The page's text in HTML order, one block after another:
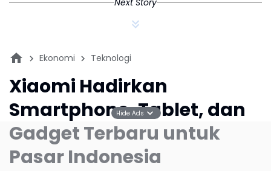
Next Story
Ekonomi Teknologi
Xiaomi Hadirkan
Smartphone, Tablet, dan
Gadget Terbaru untuk
Pasar Indonesia
Hide Ads